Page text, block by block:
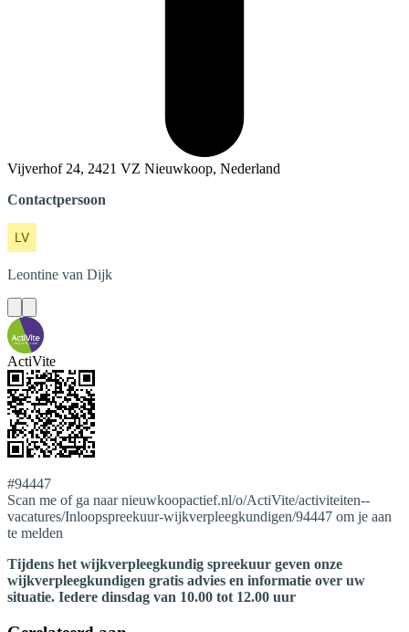
Vijverhof 24, 2421 VZ Nieuwkoop, Nederland
Contactpersoon
Leontine van Dijk
ActiVite
#94447
Scan me of ga naar nieuwkoopactief.nl/o/ActiVite/activiteiten--
vacatures/Inloopspreekuur-wijkverpleegkundigen/94447 om je aan
te melden
Tijdens het wijkverpleegkundig spreekuur geven onze
wijkverpleegkundigen gratis advies en informatie over uw
situatie. Iedere dinsdag van 10.00 tot 12.00 uur